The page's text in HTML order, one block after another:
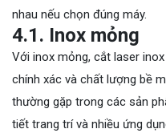
nhau nếu chọn đúng máy.
4.1. Inox mỏng
Với inox mỏng, cắt laser
chính xác và chất lượng bề
thường gặp trong các sản
tiết trang trí và nhiều ứng